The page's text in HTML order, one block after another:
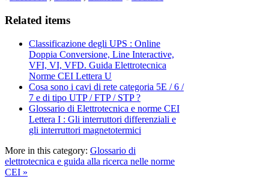
Related items
Classificazione degli UPS : Online
Doppia Conversione, Line Interactive,
VFI, VI, VFD. Guida Elettrotecnica
Norme CEI Lettera U
Cosa sono i cavi di rete categoria 5E / 6 /
7 e di tipo UTP / FTP / STP ?
Glossario di Elettrotecnica e norme CEI
Lettera I : Gli interruttori differenziali e
gli interruttori magnetotermici
More in this category: Glossario di
elettrotecnica e guida alla ricerca nelle norme
CEI »